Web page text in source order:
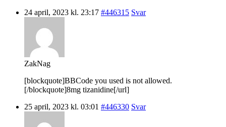
24 april, 2023 kl. 23:17 #446315 Svar
ZakNag
[blockquote]BBCode you used is not allowed.
[/blockquote]8mg tizanidine[/url]
25 april, 2023 kl. 03:01 #446330 Svar